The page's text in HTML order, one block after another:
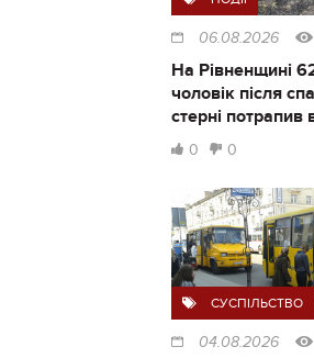
06.08.2026
На Рівненщині
чоловік після
стерні потрапив
0 0
СУСПІЛЬСТВО
04.08.2026